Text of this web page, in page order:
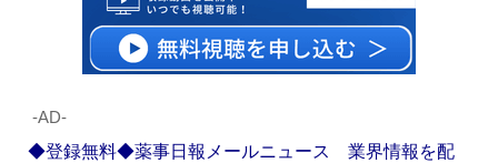
‐AD‐
◆登録無料◆薬事日報メールニュース 業界情報を配